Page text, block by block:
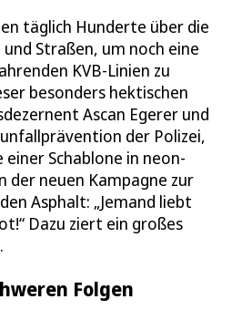
täglich Hunderte über die
Straßen, um noch eine
KVB-Linien zu
besonders hektischen
Ascan Egerer und
der Polizei,
Schablone in neon-
der neuen Kampagne zur
Asphalt: „Jemand liebt
Dazu ziert ein großes
Folgen